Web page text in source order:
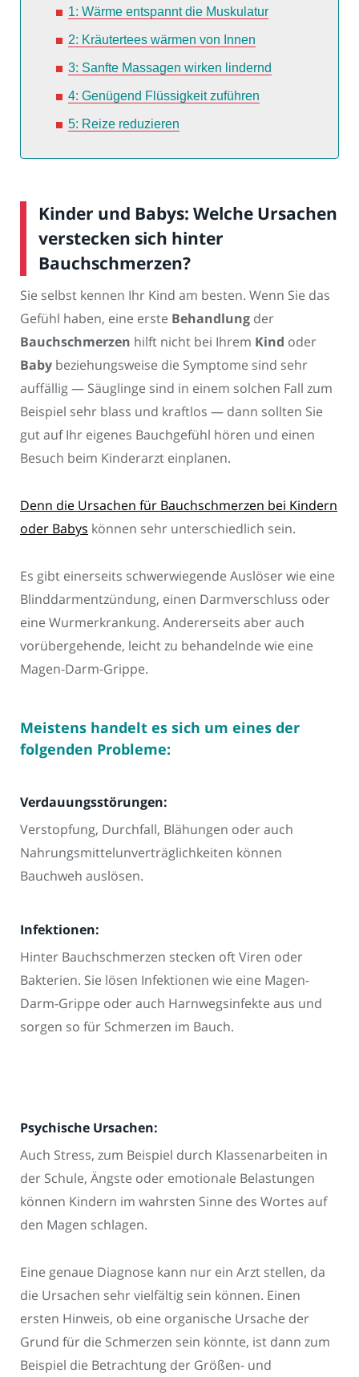
1: Wärme entspannt die Muskulatur
2: Kräutertees wärmen von Innen
3: Sanfte Massagen wirken lindernd
4: Genügend Flüssigkeit zuführen
5: Reize reduzieren
Kinder und Babys: Welche Ursachen
verstecken sich hinter
Bauchschmerzen?
Sie selbst kennen Ihr Kind am besten. Wenn Sie das
Gefühl haben, eine erste Behandlung der
Bauchschmerzen hilft nicht bei Ihrem Kind oder
Baby beziehungsweise die Symptome sind sehr
auffällig — Säuglinge sind in einem solchen Fall zum
Beispiel sehr blass und kraftlos — dann sollten Sie
gut auf Ihr eigenes Bauchgefühl hören und einen
Besuch beim Kinderarzt einplanen.
Denn die Ursachen für Bauchschmerzen bei Kindern
oder Babys können sehr unterschiedlich sein.
Es gibt einerseits schwerwiegende Auslöser wie eine
Blinddarmentzündung, einen Darmverschluss oder
eine Wurmerkrankung. Andererseits aber auch
vorübergehende, leicht zu behandelnde wie eine
Magen-Darm-Grippe.
Meistens handelt es sich um eines der
folgenden Probleme:
Verdauungsstörungen:
Verstopfung, Durchfall, Blähungen oder auch
Nahrungsmittelunverträglichkeiten können
Bauchweh auslösen.
Infektionen:
Hinter Bauchschmerzen stecken oft Viren oder
Bakterien. Sie lösen Infektionen wie eine Magen-
Darm-Grippe oder auch Harnwegsinfekte aus und
sorgen so für Schmerzen im Bauch.
Psychische Ursachen:
Auch Stress, zum Beispiel durch Klassenarbeiten in
der Schule, Ängste oder emotionale Belastungen
können Kindern im wahrsten Sinne des Wortes auf
den Magen schlagen.
Eine genaue Diagnose kann nur ein Arzt stellen, da
die Ursachen sehr vielfältig sein können. Einen
ersten Hinweis, ob eine organische Ursache der
Grund für die Schmerzen sein könnte, ist dann zum
Beispiel die Betrachtung der Größen- und